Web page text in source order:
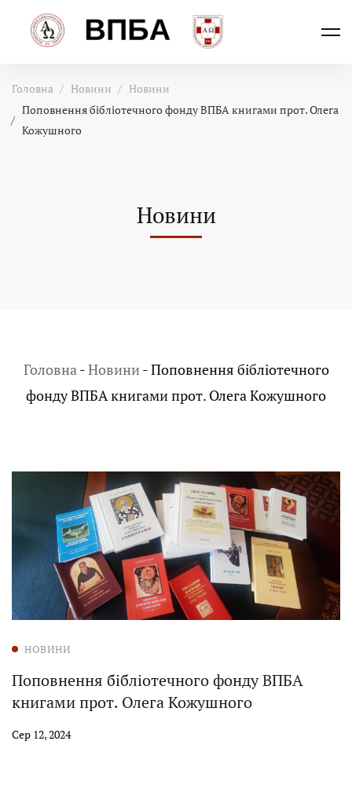
Головна Новини
Новини
Поповнення бібліотечного фонду ВПБА книгами прот. Олега
Кожушного
Новини
Головна-Новини-Поповнення бібліотечного
фонду ВПБА книгами прот. Олега Кожушного
НОВИНИ
Поповнення бібліотечного фонду ВПБА
книгами прот. Олега Кожушного
Сер 12, 2024